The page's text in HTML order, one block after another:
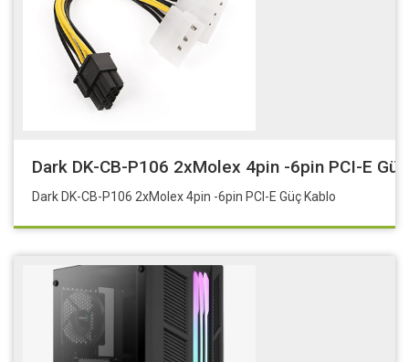
Dark DK-CB-P106 2xMolex 4pin -6pin PCI-E
Dark DK-CB-P106 2xMolex 4pin -6pin PCI-E Güç Kablo